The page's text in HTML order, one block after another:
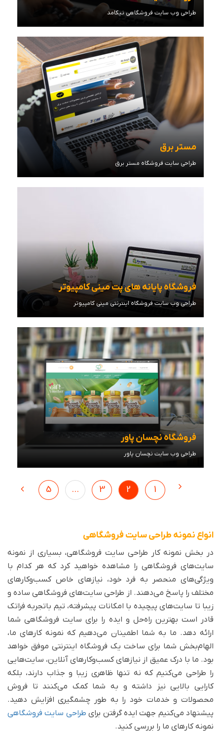
طراحی وب سایت فروشگاهی نیکامد
مشاهده توضیحات
مستر برق
طراحی سایت فروشگاه مستر برق
فروشگاه پایانه های پت مینی کامپیوتر
طراحی وب سایت فروشگاه اینترنتی مینی کامپیوتر
مشاهده توضیحات
فروشگاه نچسان پاور
طراحی وب سایت نچسان پاور
مشاهده توضیحات
1
2
3
...
5
انواع نمونه طراحی سایت فروشگاهی
در بخش نمونه کار طراحی سایت فروشگاهی، بسیاری از نمونه
سایت‌های فروشگاهی را مشاهده خواهید کرد که هر کدام با
ویژگی‌های منحصر به فرد خود، نیازهای خاص کسب‌وکارهای
مختلف را پاسخ می‌دهند. از طراحی سایت‌های فروشگاهی ساده و
زیبا تا سایت‌های پیچیده با امکانات پیشرفته، تیم باتجربه فراتک
قادر است بهترین راه‌حل و ایده را برای سایت فروشگاهی شما
ارائه دهد. ما به شما اطمینان می‌دهیم که نمونه کارهای ما،
الهام‌بخش شما برای ساخت یک فروشگاه اینترنتی موفق خواهد
بود. ما با درک عمیق از نیازهای کسب‌وکارهای آنلاین، سایت‌هایی
را طراحی می‌کنیم که نه تنها ظاهری زیبا و جذاب دارند، بلکه
کارایی بالایی نیز داشته و به شما کمک می‌کنند تا فروش
محصولات و خدمات خود را به طور چشمگیری افزایش دهید.
پیشنهاد می‌کنیم جهت ایده گرفتن برای طراحی سایت فروشگاهی
نمونه کارهای ما را بررسی کنید.